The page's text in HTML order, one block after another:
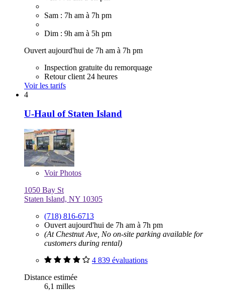
Sam : 7h am à 7h pm
Dim : 9h am à 5h pm
Ouvert aujourd'hui de 7h am à 7h pm
Inspection gratuite du remorquage
Retour client 24 heures
Voir les tarifs
4
U-Haul of Staten Island
VoirPhotos
1050 Bay St
Staten Island, NY 10305
(718) 816-6713
Ouvert aujourd'hui de 7h am à 7h pm
(At Chestnut Ave, No on-site parking available for
customers during rental)
4 839 évaluations
Distance estimée
6,1 milles